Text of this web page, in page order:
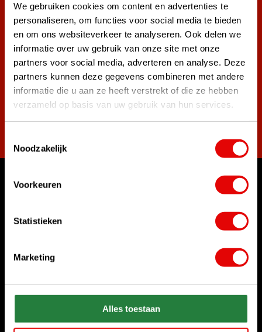
We gebruiken cookies om content en advertenties te
personaliseren, om functies voor social media te bieden
en om ons websiteverkeer te analyseren. Ook delen we
informatie over uw gebruik van onze site met onze
partners voor social media, adverteren en analyse. Deze
partners kunnen deze gegevens combineren met andere
informatie die u aan ze heeft verstrekt of die ze hebben
verzameld op basis van uw gebruik van hun services.
Noodzakelijk
Voorkeuren
Statistieken
Marketing
Alles toestaan
Meer dan 38.000 klanten hebben zich al
aangemeld.
Word ook lid van de nieuwsbrief en mis nooit meer de beste
golf aanbiedingen!
Waar kunnen we u mee helpen?
Bel ons gerust
Chat met ons
Stuur ons een e-mail
sales@golfdriver.nl